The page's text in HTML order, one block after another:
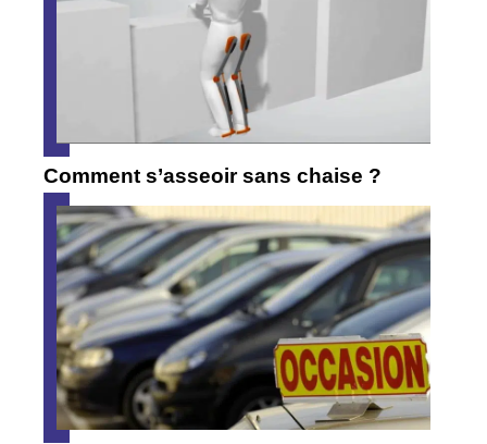
Comment s’asseoir sans chaise ?